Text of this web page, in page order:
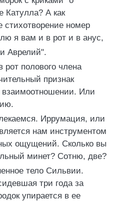
Катулла? А как
стихотворение номер
я вам и в рот и в анус,
Аврелий".
рот полового члена
признак
Или
Иррумация, или
нам инструментом
ощущений. Сколько вы
минет? Сотню, две?
тело Сильвии.
три года за
упирается в ее